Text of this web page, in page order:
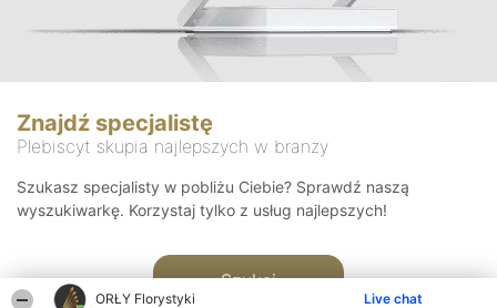
ORŁY Florystyki Live chat
Znajdź specjalistę
Plebiscyt skupia najlepszych w branży
Szukasz specjalisty w pobliżu Ciebie? Sprawdź naszą
wyszukiwarkę. Korzystaj tylko z usług najlepszych!
Szukaj